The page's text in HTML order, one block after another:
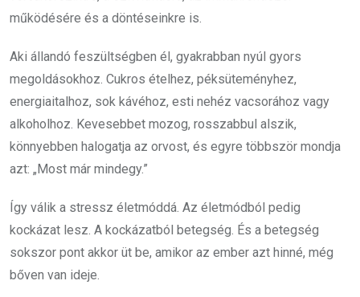
működésére és a döntéseinkre is.
Aki állandó feszültségben él, gyakrabban nyúl gyors
megoldásokhoz. Cukros ételhez, péksüteményhez,
energiaitalhoz, sok kávéhoz, esti nehéz vacsorához vagy
alkoholhoz. Kevesebbet mozog, rosszabbul alszik,
könnyebben halogatja az orvost, és egyre többször mondja
azt: „Most már mindegy.”
Így válik a stressz életmóddá. Az életmódból pedig
kockázat lesz. A kockázatból betegség. És a betegség
sokszor pont akkor üt be, amikor az ember azt hinné, még
bőven van ideje.